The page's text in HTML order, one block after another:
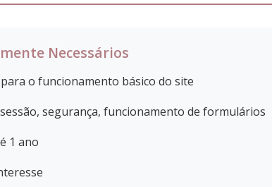
Necessários
para o funcionamento básico do site
segurança, funcionamento de formulários
1 ano